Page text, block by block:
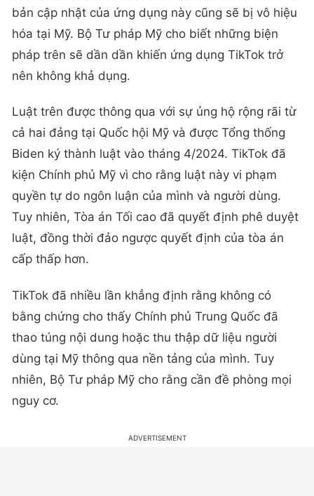
bản cập nhật của ứng dụng này cũng sẽ bị vô hiệu
hóa tại Mỹ. Bộ Tư pháp Mỹ cho biết những biện
pháp trên sẽ dần dần khiến ứng dụng TikTok trở
nên không khả dụng.
Luật trên được thông qua với sự ủng hộ rộng rãi từ
cả hai đảng tại Quốc hội Mỹ và được Tổng thống
Biden ký thành luật vào tháng 4/2024. TikTok đã
kiện Chính phủ Mỹ vì cho rằng luật này vi phạm
quyền tự do ngôn luận của mình và người dùng.
Tuy nhiên, Tòa án Tối cao đã quyết định phê duyệt
luật, đồng thời đảo ngược quyết định của tòa án
cấp thấp hơn.
TikTok đã nhiều lần khẳng định rằng không có
bằng chứng cho thấy Chính phủ Trung Quốc đã
thao túng nội dung hoặc thu thập dữ liệu người
dùng tại Mỹ thông qua nền tảng của mình. Tuy
nhiên, Bộ Tư pháp Mỹ cho rằng cần đề phòng mọi
nguy cơ.